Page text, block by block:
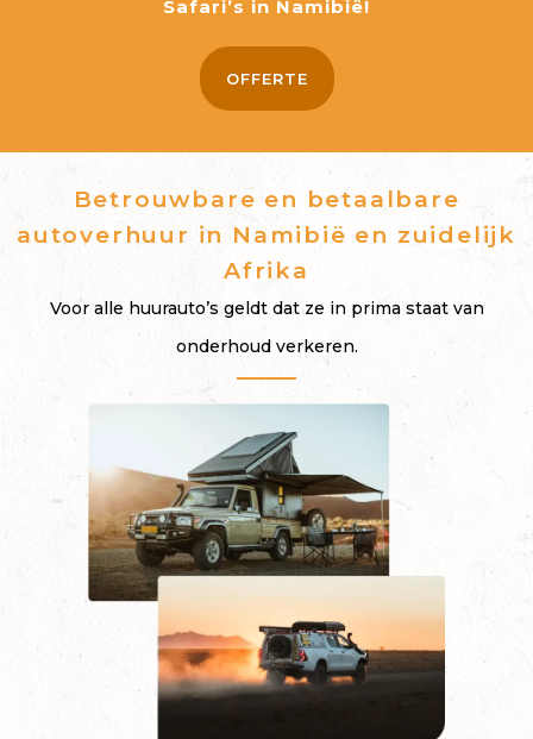
Safari’s in Namibië!
OFFERTE
Betrouwbare en betaalbare
autoverhuur in Namibië en zuidelijk
Afrika
Voor alle huurauto’s geldt dat ze in prima staat van
onderhoud verkeren.